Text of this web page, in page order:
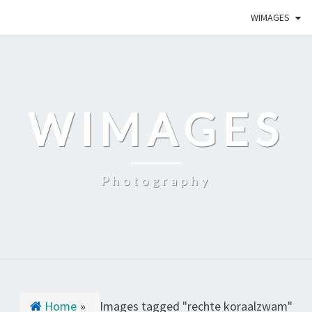
WIMAGES
WIMAGES
Photography
Home » Images tagged "rechte koraalzwam"